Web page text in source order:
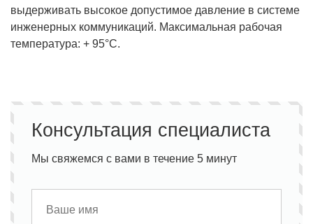
выдерживать высокое допустимое давление в системе
инженерных коммуникаций. Максимальная рабочая
температура: + 95°С.
Консультация специалиста
Мы свяжемся с вами в течение 5 минут